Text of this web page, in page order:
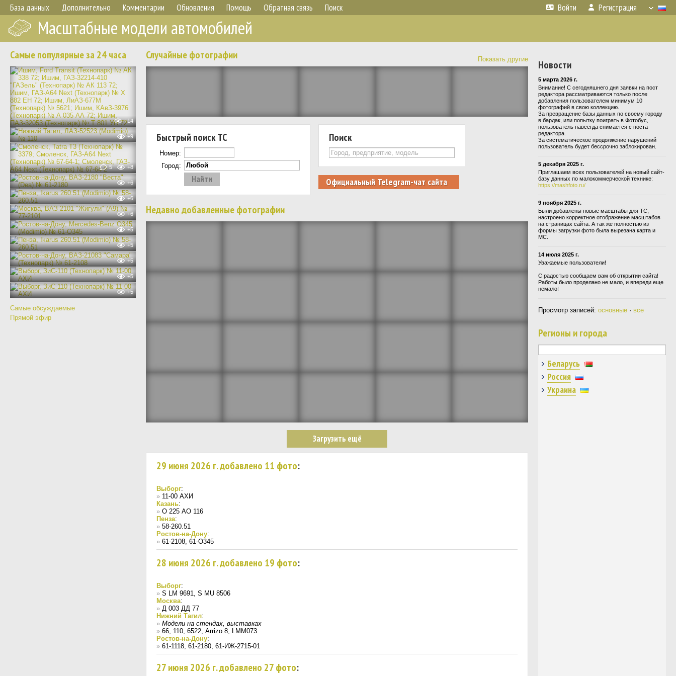
База данных Дополнительно Комментарии Обновления Помощь Обратная связь Поиск Войти Регистрация
Масштабные модели автомобилей
Самые популярные за 24 часа
+14
+9
5 +8
+6
+6
+6
+5
+5
+5
+5
+5
Самые обсуждаемые
Прямой эфир
Показать другие
Случайные фотографии
Быстрый поиск ТС
Номер:
Город:
Поиск
Официальный Telegram-чат сайта
Недавно добавленные фотографии
29 июня 2026 г. добавлено 11 фото:
Выборг:
» 11-00 АХИ
Казань:
» О 225 АО 116
Пенза:
» 58-260.51
Ростов-на-Дону:
» 61-2108, 61-О345
28 июня 2026 г. добавлено 19 фото:
Выборг:
» S LM 9691, S MU 8506
Москва:
» Д 003 ДД 77
Нижний Тагил:
» Модели на стендах, выставках
» 66, 110, 6522, Arrizo 8, LMM073
Ростов-на-Дону:
» 61-1118, 61-2180, 61-ИЖ-2715-01
27 июня 2026 г. добавлено 27 фото:
Новости
5 марта 2026 г.
Внимание! С сегодняшнего дня заявки на пост
редактора рассматриваются только после
добавления пользователем минимум 10
фотографий в свою коллекцию.
За превращение базы данных по своему городу
в бардак, или попытку поиграть в Фотобус,
пользователь навсегда снимается с поста
редактора.
За систематическое продолжение нарушений
пользователь будет бессрочно заблокирован.
5 декабря 2025 г.
Приглашаем всех пользователей на новый сайт-
базу данных по малокоммерческой технике:
https://mashfoto.ru/
9 ноября 2025 г.
Были добавлены новые масштабы для ТС,
настроено корректное отображение масштабов
на страницах сайта. А так же полностью из
формы загрузки фото была вырезана карта и
МС.
14 июля 2025 г.
Уважаемые пользователи!
С радостью сообщаем вам об открытии сайта!
Работы было проделано не мало, и впереди еще
немало!
Просмотр записей: основные · все
Регионы и города
Беларусь
Россия
Украина